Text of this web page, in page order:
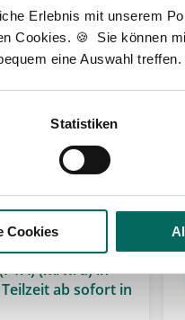
Erlebnis mit unserem
Cookies. 🍪 Sie können
eine Auswahl treffen.
Statistiken
Cookies
(CC BY 4.0)
technischer
(m/w/d) in
ab sofort in